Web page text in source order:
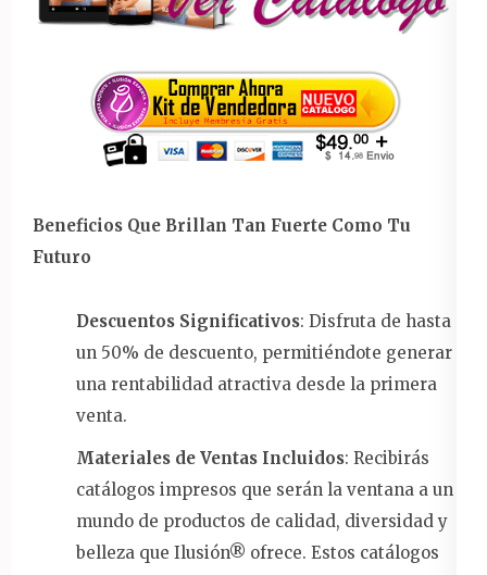
Beneficios Que Brillan Tan Fuerte Como Tu
Futuro
Descuentos Significativos: Disfruta de hasta
un 50% de descuento, permitiéndote generar
una rentabilidad atractiva desde la primera
venta.
Materiales de Ventas Incluidos: Recibirás
catálogos impresos que serán la ventana a un
mundo de productos de calidad, diversidad y
belleza que Ilusión® ofrece. Estos catálogos